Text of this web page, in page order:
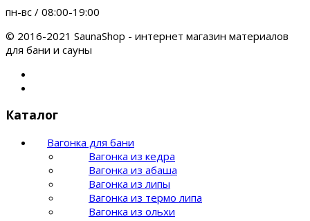
пн-вс / 08:00-19:00
© 2016-2021 SaunaShop - интернет магазин материалов
для бани и сауны
Каталог
Вагонка для бани
Вагонка из кедра
Вагонка из абаша
Вагонка из липы
Вагонка из термо липа
Вагонка из ольхи